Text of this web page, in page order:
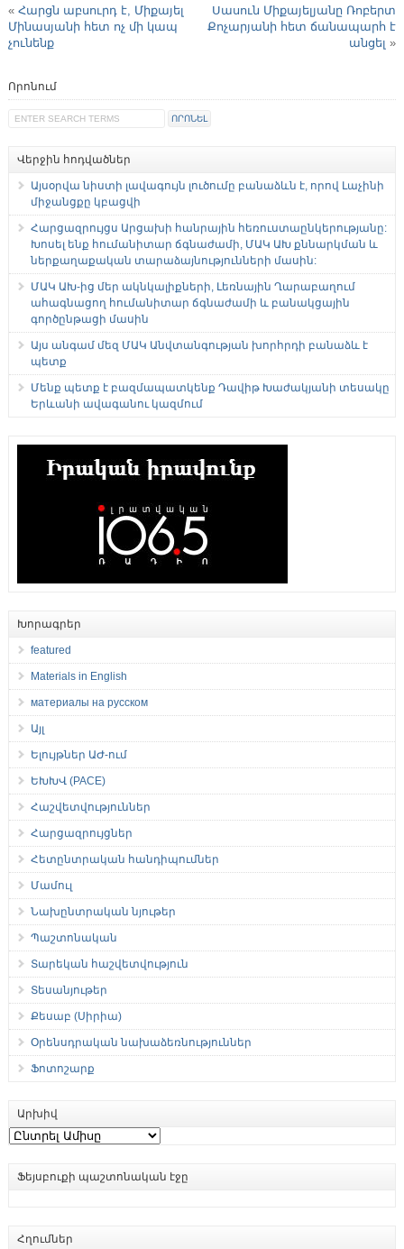
« Հարցն աբսուրդ է, Միքայել
Մինասյանի հետ ոչ մի կապ
չունենք
Սասուն Միքայելյանը Ռոբերտ
Քոչարյանի հետ ճանապարհ է
անցել »
Որոնում
Վերջին հոդվածներ
Այսօրվա նիստի լավագույն լուծումը բանաձևն է, որով Լաչինի
միջանցքը կբացվի
Հարցազրույցս Արցախի հանրային հեռուստաընկերությանը:
Խոսել ենք հումանիտար ճգնաժամի, ՄԱԿ ԱԽ քննարկման և
ներքաղաքական տարաձայնությունների մասին:
ՄԱԿ ԱԽ-ից մեր ակնկալիքների, Լեռնային Ղարաբաղում
ահագնացող հումանիտար ճգնաժամի և բանակցային
գործընթացի մասին
Այս անգամ մեզ ՄԱԿ Անվտանգության խորհրդի բանաձև է
պետք
Մենք պետք է բազմապատկենք Դավիթ Խաժակյանի տեսակը
Երևանի ավագանու կազմում
Խորագրեր
featured
Materials in English
материалы на русском
Այլ
Ելույթներ ԱԺ-ում
ԵԽԽՎ (PACE)
Հաշվետվություններ
Հարցազրույցներ
Հետընտրական հանդիպումներ
Մամուլ
Նախընտրական նյութեր
Պաշտոնական
Տարեկան հաշվետվություն
Տեսանյութեր
Քեսաբ (Սիրիա)
Օրենսդրական նախաձեռնություններ
Ֆոտոշարք
Արխիվ
Արխիվ
Ֆեյսբուքի պաշտոնական էջը
Հղումներ